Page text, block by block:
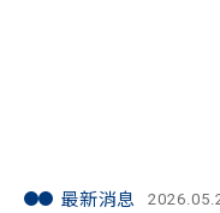
最新消息